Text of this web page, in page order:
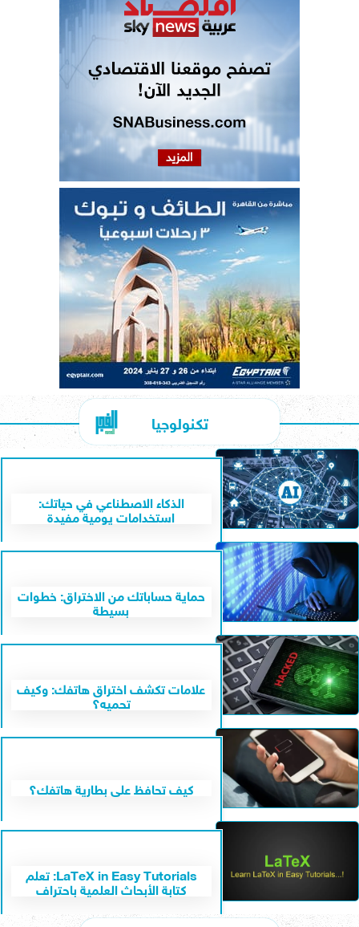
تكنولوجيا
الذكاء الاصطناعي في حياتك:
استخدامات يومية مفيدة
حماية حساباتك من الاختراق: خطوات
بسيطة
علامات تكشف اختراق هاتفك: وكيف
تحميه؟
كيف تحافظ على بطارية هاتفك؟
LaTeX in Easy Tutorials: تعلم
كتابة الأبحاث العلمية باحتراف